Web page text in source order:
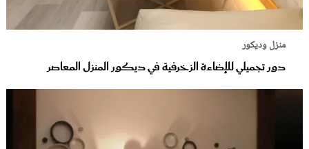
منزل وديكور
دور تجميلي للإضاءة الزخرفية في ديكور المنزل المعاصر